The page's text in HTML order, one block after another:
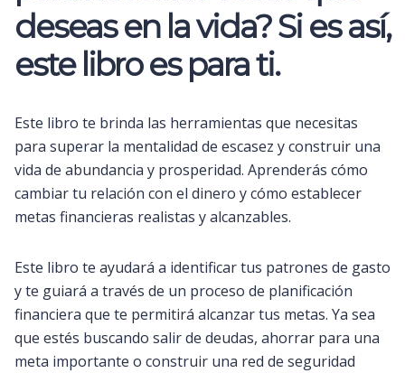
deseas en la vida? Si es así,
este libro es para ti.
Este libro te brinda las herramientas que necesitas
para superar la mentalidad de escasez y construir una
vida de abundancia y prosperidad. Aprenderás cómo
cambiar tu relación con el dinero y cómo establecer
metas financieras realistas y alcanzables.
Este libro te ayudará a identificar tus patrones de gasto
y te guiará a través de un proceso de planificación
financiera que te permitirá alcanzar tus metas. Ya sea
que estés buscando salir de deudas, ahorrar para una
meta importante o construir una red de seguridad